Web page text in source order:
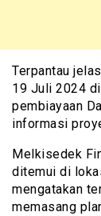
Terpantau
19 Juli 2024
pembiayaan
informasi
Melkisedek
ditemui di
mengatakan
memasang